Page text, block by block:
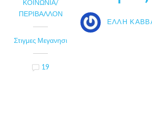
ΚΟΙΝΩΝΊΑ/
ΠΕΡΙΒΆΛΛΟΝ
Στιγμες Μεγανησι
19
ΈΛΛΗ